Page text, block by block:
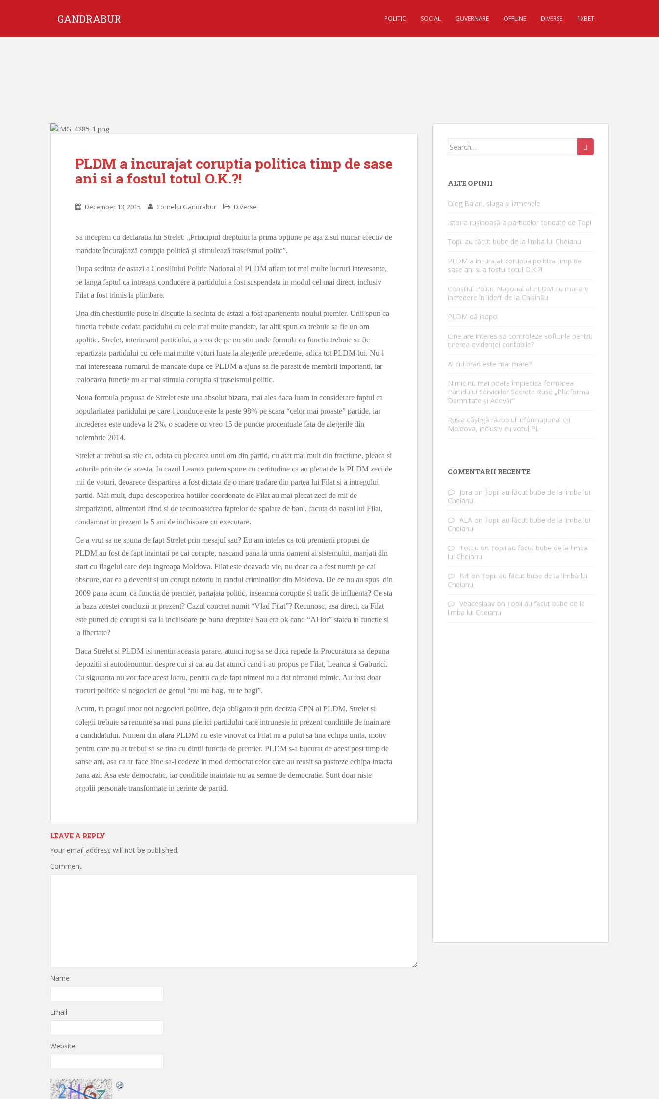
GANDRABUR POLITIC SOCIAL GUVERNARE OFFLINE DIVERSE 1XBET
PLDM a incurajat coruptia politica timp de sase
ani si a fostul totul O.K.?!
December 13, 2015 Corneliu Gandrabur Diverse
Sa incepem cu declaratia lui Strelet: „Principiul dreptului la prima opţiune pe aşa zisul număr efectiv de
mandate încurajează corupţia politică şi stimulează traseismul politc”.
Dupa sedinta de astazi a Consiliului Politic National al PLDM aflam tot mai multe lucruri interesante,
pe langa faptul ca intreaga conducere a partidului a fost suspendata in modul cel mai direct, inclusiv
Filat a fost trimis la plimbare.
Una din chestiunile puse in discutie la sedinta de astazi a fost apartenenta noului premier. Unii spun ca
functia trebuie cedata partidului cu cele mai multe mandate, iar altii spun ca trebuie sa fie un om
apolitic. Strelet, interimarul partidului, a scos de pe nu stiu unde formula ca functia trebuie sa fie
repartizata partidului cu cele mai multe voturi luate la alegerile precedente, adica tot PLDM-lui. Nu-l
mai intereseaza numarul de mandate dupa ce PLDM a ajuns sa fie parasit de membrii importanti, iar
realocarea functie nu ar mai stimula coruptia si traseismul politic.
Noua formula propusa de Strelet este una absolut bizara, mai ales daca luam in considerare faptul ca
popularitatea partidului pe care-l conduce este la peste 98% pe scara “celor mai proaste” partide, iar
increderea este undeva la 2%, o scadere cu vreo 15 de puncte procentuale fata de alegerile din
noiembrie 2014.
Strelet ar trebui sa stie ca, odata cu plecarea unui om din partid, cu atat mai mult din fractiune, pleaca si
voturile primite de acesta. In cazul Leanca putem spune cu certitudine ca au plecat de la PLDM zeci de
mii de voturi, deoarece despartirea a fost dictata de o mare tradare din partea lui Filat si a intregului
partid. Mai mult, dupa descoperirea hotiilor coordonate de Filat au mai plecat zeci de mii de
simpatizanti, alimentati fiind si de recunoasterea faptelor de spalare de bani, facuta da nasul lui Filat,
condamnat in prezent la 5 ani de inchisoare cu executare.
Ce a vrut sa ne spuna de fapt Strelet prin mesajul sau? Eu am inteles ca toti premierii propusi de
PLDM au fost de fapt inaintati pe cai corupte, nascand pana la urma oameni ai sistemului, manjati din
start cu flagelul care deja ingroapa Moldova. Filat este doavada vie, nu doar ca a fost numit pe cai
obscure, dar ca a devenit si un corupt notoriu in randul criminalilor din Moldova. De ce nu au spus, din
2009 pana acum, ca functia de premier, partajata politic, inseamna coruptie si trafic de influenta? Ce sta
la baza acestei concluzii in prezent? Cazul concret numit “Vlad Filat”? Recunosc, asa direct, ca Filat
este putred de corupt si sta la inchisoare pe buna dreptate? Sau era ok cand “Al lor” statea in functie si
la libertate?
Daca Strelet si PLDM isi mentin aceasta parare, atunci rog sa se duca repede la Procuratura sa depuna
depozitii si autodenunturi despre cui si cat au dat atunci cand i-au propus pe Filat, Leanca si Gaburici.
Cu siguranta nu vor face acest lucru, pentru ca de fapt nimeni nu a dat nimanui mimic. Au fost doar
trucuri politice si negocieri de genul “nu ma bag, nu te bagi”.
Acum, in pragul unor noi negocieri politice, deja obligatorii prin decizia CPN al PLDM, Strelet si
colegii trebuie sa renunte sa mai puna pierici partidului care intruneste in prezent conditiile de inaintare
a candidatului. Nimeni din afara PLDM nu este vinovat ca Filat nu a putut sa tina echipa unita, motiv
pentru care nu ar trebui sa se tina cu dintii functia de premier. PLDM s-a bucurat de acest post timp de
sanse ani, asa ca ar face bine sa-l cedeze in mod democrat celor care au reusit sa pastreze echipa intacta
pana azi. Asa este democratic, iar conditiile inaintate nu au semne de democratie. Sunt doar niste
orgolii personale transformate in cerinte de partid.
LEAVE A REPLY
Your email address will not be published.
Comment
Name
Email
Website
Search for:
ALTE OPINII
Oleg Balan, sluga și izmenele
Istoria rușinoasă a partidelor fondate de Țopi
Țopii au făcut bube de la limba lui Cheianu
PLDM a incurajat coruptia politica timp de
sase ani si a fostul totul O.K.?!
Consiliul Politic Naţional al PLDM nu mai are
încredere în liderii de la Chișinău
PLDM dă înapoi
Cine are interes să controleze softurile pentru
ținerea evidenței contabile?
Al cui brad este mai mare?
Nimic nu mai poate împiedica formarea
Partidului Serviciilor Secrete Ruse „Platforma
Demnitate și Adevăr”
Rusia câștigă războiul informațional cu
Moldova, inclusiv cu votul PL
COMENTARII RECENTE
Jora on Țopii au făcut bube de la limba lui
Cheianu
ALA on Țopii au făcut bube de la limba lui
Cheianu
TotEu on Țopii au făcut bube de la limba
lui Cheianu
Brt on Țopii au făcut bube de la limba lui
Cheianu
Veaceslaav on Țopii au făcut bube de la
limba lui Cheianu